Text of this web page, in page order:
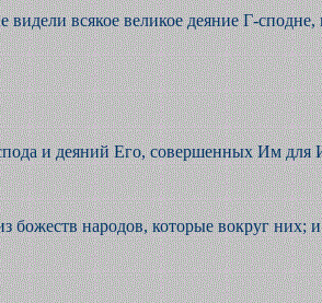
всякое великое деяние Г-сподне,
и деяний Его, совершенных Им для
божеств народов, которые вокруг них;